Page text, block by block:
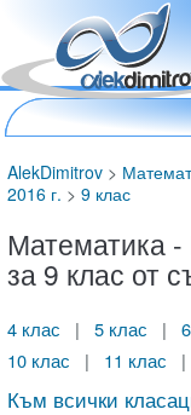
AlekDimitrov >
2016 г. > 9 клас
Математика
за 9 клас от
4 клас | 5 клас |
10 клас
| 11 клас |
Към всички